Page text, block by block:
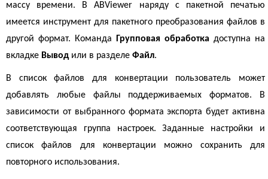
массу времени. В ABViewer наряду с пакетной печатью
имеется инструмент для пакетного преобразования файлов в
другой формат. Команда
Групповая обработка доступна на
вкладке Вывод или в разделе Файл.
В список файлов для конвертации пользователь может
добавлять любые файлы поддерживаемых форматов. В
зависимости от выбранного формата экспорта будет активна
соответствующая группа настроек. Заданные настройки и
список файлов для конвертации можно сохранить для
повторного использования.